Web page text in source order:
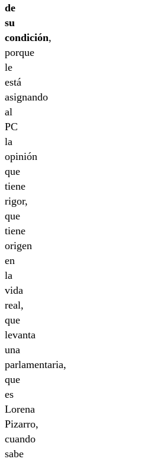
de
su
condición,
porque
le
está
asignando
al
PC
la
opinión
que
tiene
rigor,
que
tiene
origen
en
la
vida
real,
que
levanta
una
parlamentaria,
que
es
Lorena
Pizarro,
cuando
sabe